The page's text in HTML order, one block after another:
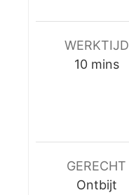
WERKTIJD
10m
t
e
mins
GERECHT
Ontbijt